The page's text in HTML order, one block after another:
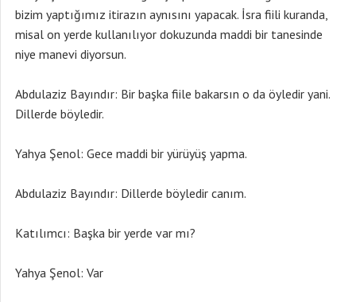
bizim yaptığımız itirazın aynısını yapacak. İsra fiili kuranda,
misal on yerde kullanılıyor dokuzunda maddi bir tanesinde
niye manevi diyorsun.
Abdulaziz Bayındır: Bir başka fiile bakarsın o da öyledir yani.
Dillerde böyledir.
Yahya Şenol: Gece maddi bir yürüyüş yapma.
Abdulaziz Bayındır: Dillerde böyledir canım.
Katılımcı: Başka bir yerde var mı?
Yahya Şenol: Var